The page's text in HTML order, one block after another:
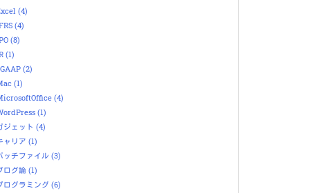
(4)
(4)
(8)
(1)
(2)
(1)
(4)
(1)
ジェット (4)
ャリア (1)
ッチファイル (3)
ログ論 (1)
ログラミング (6)